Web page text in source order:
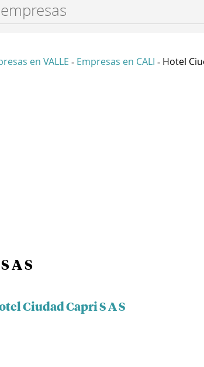
en VALLE - Empresas en CALI - Hotel
A S
Ciudad Capri S A S